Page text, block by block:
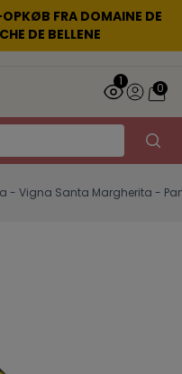
FRA DOMAINE DE
DE BELLENE
1
0
- Vigna Santa Margherita -